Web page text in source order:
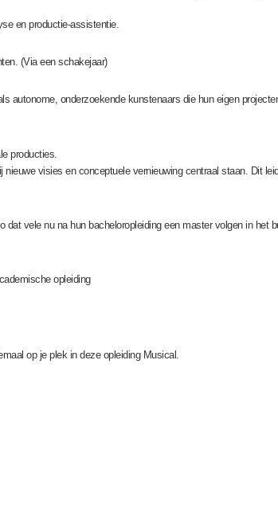
en productie-assistentie.
(Via een schakejaar)
onderzoekende kunstenaars die hun eigen
producties.
visies en conceptuele vernieuwing centraal staan. Dit
vele nu na hun bacheloropleiding een master volgen in het
opleiding
op je plek in deze opleiding Musical.